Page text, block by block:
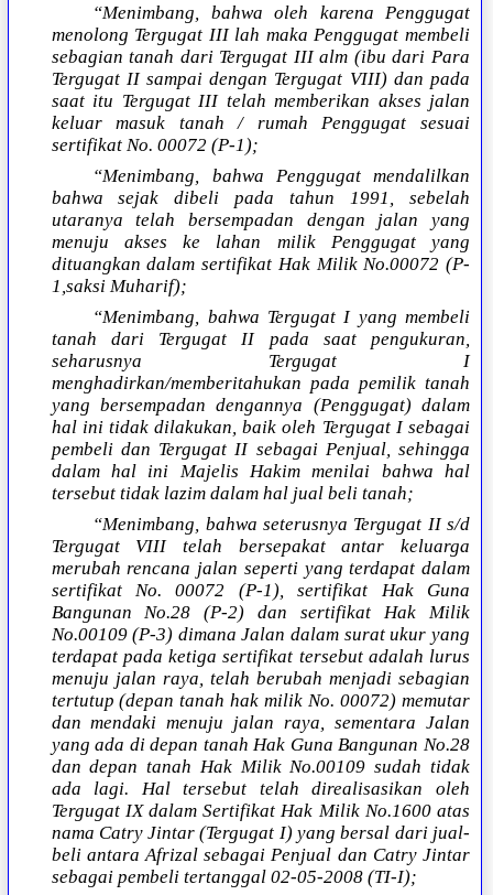
“Menimbang, bahwa oleh karena Penggugat
menolong Tergugat III lah maka Penggugat membeli
sebagian tanah dari Tergugat III alm (ibu dari Para
Tergugat II sampai dengan Tergugat VIII) dan pada
saat itu Tergugat III telah memberikan akses jalan
keluar masuk tanah / rumah Penggugat sesuai
sertifikat No. 00072 (P-1);
“Menimbang, bahwa Penggugat mendalilkan
bahwa sejak dibeli pada tahun 1991, sebelah
utaranya telah bersempadan dengan jalan yang
menuju akses ke lahan milik Penggugat yang
dituangkan dalam sertifikat Hak Milik No.00072 (P-
1,saksi Muharif);
“Menimbang, bahwa Tergugat I yang membeli
tanah dari Tergugat II pada saat pengukuran,
seharusnya Tergugat I
menghadirkan/memberitahukan pada pemilik tanah
yang bersempadan dengannya (Penggugat) dalam
hal ini tidak dilakukan, baik oleh Tergugat I sebagai
pembeli dan Tergugat II sebagai Penjual, sehingga
dalam hal ini Majelis Hakim menilai bahwa hal
tersebut tidak lazim dalam hal jual beli tanah;
“Menimbang, bahwa seterusnya Tergugat II s/d
Tergugat VIII telah bersepakat antar keluarga
merubah rencana jalan seperti yang terdapat dalam
sertifikat No. 00072 (P-1), sertifikat Hak Guna
Bangunan No.28 (P-2) dan sertifikat Hak Milik
No.00109 (P-3) dimana Jalan dalam surat ukur yang
terdapat pada ketiga sertifikat tersebut adalah lurus
menuju jalan raya, telah berubah menjadi sebagian
tertutup (depan tanah hak milik No. 00072) memutar
dan mendaki menuju jalan raya, sementara Jalan
yang ada di depan tanah Hak Guna Bangunan No.28
dan depan tanah Hak Milik No.00109 sudah tidak
ada lagi. Hal tersebut telah direalisasikan oleh
Tergugat IX dalam Sertifikat Hak Milik No.1600 atas
nama Catry Jintar (Tergugat I) yang bersal dari jual-
beli antara Afrizal sebagai Penjual dan Catry Jintar
sebagai pembeli tertanggal 02-05-2008 (TI-I);